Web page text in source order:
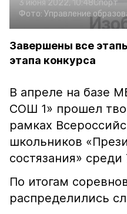
3 июня 2022, 10:48Спорт
Фото: Управление
Завершены все
этапа конкурса
В апреле на базе
СОШ 1» прошел
рамках
школьников
состязания» среди
По итогам
распределились